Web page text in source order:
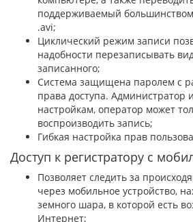
поддерживаемый
.avi;
Циклический режим записи
надобности перезаписывать
записанного;
Система защищена паролем с
права доступа. Администратор
настройкам, оператор может
воспроизводить запись;
Гибкая настройка прав
Доступ к регистратору с
Позволяет следить за
через мобильное устройство,
земного шара, в которой есть
Интернет;